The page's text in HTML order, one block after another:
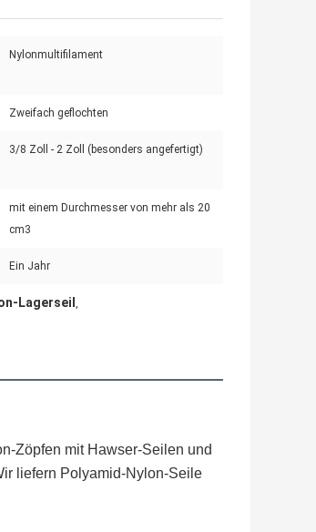
Nylonmultifilament
Zweifach geflochten
3/8 Zoll - 2 Zoll (besonders angefertigt)
mit einem Durchmesser von mehr als 20
cm3
Ein Jahr
Lagerseil ,
Zöpfen mit Hawser-Seilen und
liefern Polyamid-Nylon-Seile